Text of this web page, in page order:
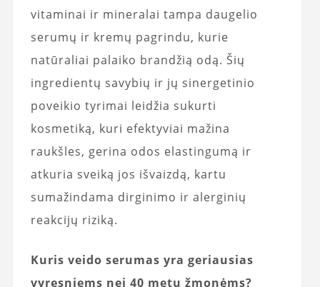
vitaminai ir mineralai tampa daugelio
serumų ir kremų pagrindu, kurie
natūraliai palaiko brandžią odą. Šių
ingredientų savybių ir jų sinergetinio
poveikio tyrimai leidžia sukurti
kosmetiką, kuri efektyviai mažina
raukšles, gerina odos elastingumą ir
atkuria sveiką jos išvaizdą, kartu
sumažindama dirginimo ir alerginių
reakcijų riziką.
Kuris veido serumas yra geriausias
vyresniems nei 40 metų žmonėms?